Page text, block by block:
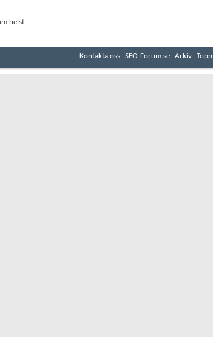
helst.
Kontakta oss SEO-Forum.se Arkiv Topp